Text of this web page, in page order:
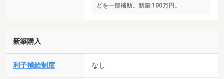
どを一部補助。新築:100万円。
新築購入
利子補給制度 なし